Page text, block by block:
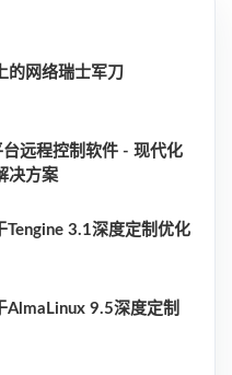
的网络瑞士军刀
台远程控制软件 - 现代化
决方案
Tengine 3.1深度定制优化
AlmaLinux 9.5深度定制